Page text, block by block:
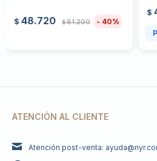
$ 48.720 $81.200 40
$
ATENCIÓN AL CLIENTE
Atención post-venta: